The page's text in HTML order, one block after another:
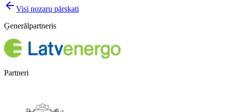
Visi nozaru pārskati
Ģenerālpartneris
Partneri